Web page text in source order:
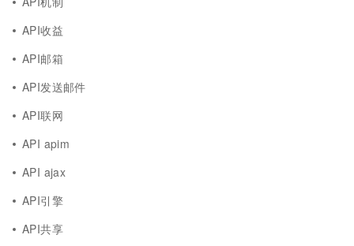
API收益
API邮箱
API发送邮件
API联网
API apim
API ajax
API引擎
API共享